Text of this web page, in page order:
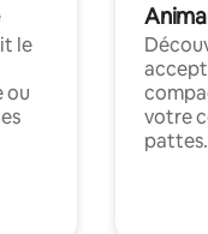
le
ou
votre
pattes.